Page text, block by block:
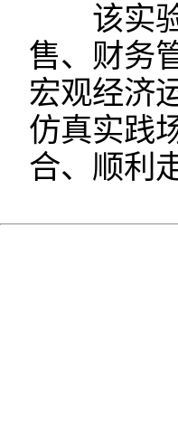
该实验
售、财务
宏观经济
仿真实践
合、顺利